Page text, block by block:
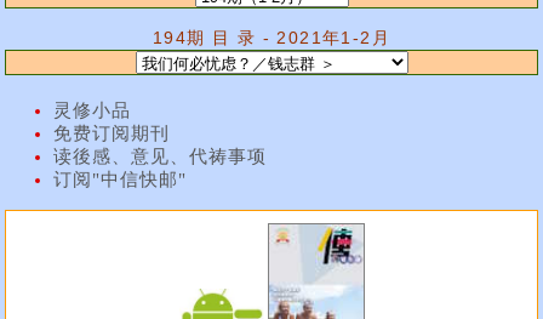
194期 目 录 - 2021年1-2月
灵修小品
免费订阅期刊
读後感、意见、代祷事项
订阅"中信快邮"